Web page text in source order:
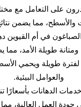
على التعامل مع
والأسطح، مما يضمن
في أم القيوين
ومتانة طويلة الأمد،
لفترة طويلة ويحمي
والعوامل البيئية.
الدهانات بأسعارًا
جودة العمل العالية، مما